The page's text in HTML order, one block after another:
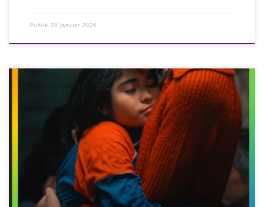
Publié 28 janvier 2026
Si vous êtes à Nice… nous vous attendons au cinéma Le Rialto à Nice
pour l’avant-première du film « Le mystérieux regard du Flamand Rose
de Diego Céspedes. Prix Un Certain Regard – Cannes 2025 4 rue de